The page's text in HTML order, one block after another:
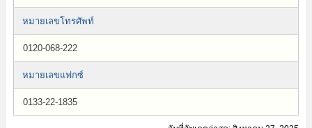
หมายเลขโทรศัพท์
0120-068-222
หมายเลขแฟกซ์
0133-22-1835